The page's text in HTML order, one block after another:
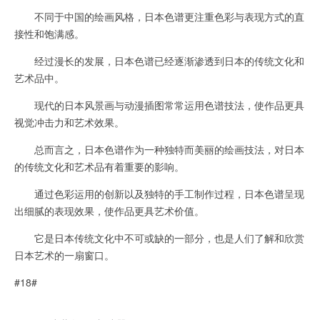
不同于中国的绘画风格，日本色谱更注重色彩与表现方式的直
接性和饱满感。
经过漫长的发展，日本色谱已经逐渐渗透到日本的传统文化和
艺术品中。
现代的日本风景画与动漫插图常常运用色谱技法，使作品更具
视觉冲击力和艺术效果。
总而言之，日本色谱作为一种独特而美丽的绘画技法，对日本
的传统文化和艺术品有着重要的影响。
通过色彩运用的创新以及独特的手工制作过程，日本色谱呈现
出细腻的表现效果，使作品更具艺术价值。
它是日本传统文化中不可或缺的一部分，也是人们了解和欣赏
日本艺术的一扇窗口。
#18#